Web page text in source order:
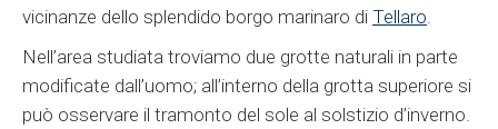
vicinanze dello splendido borgo marinaro di Tellaro.
Nell’area studiata troviamo due grotte naturali in parte
modificate dall’uomo; all’interno della grotta superiore si
può osservare il tramonto del sole al solstizio d’inverno.